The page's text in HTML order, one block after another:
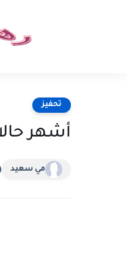
تحفيز
أشهر
مي سعيد